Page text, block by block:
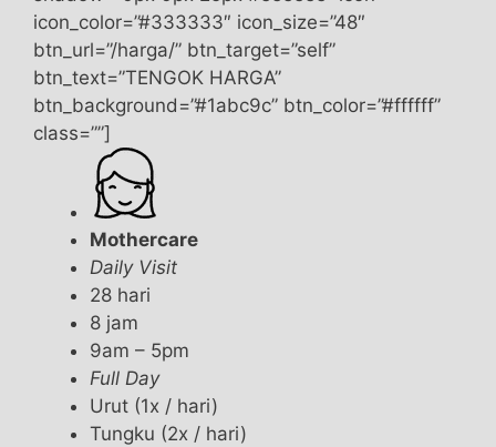
icon_color=”#333333″ icon_size=”48″
btn_url=”/harga/” btn_target=”self”
btn_text=”TENGOK HARGA”
btn_background=”#1abc9c” btn_color=”#ffffff”
class=””]
Mothercare
Daily Visit
28 hari
8 jam
9am – 5pm
Full Day
Urut (1x / hari)
Tungku (2x / hari)